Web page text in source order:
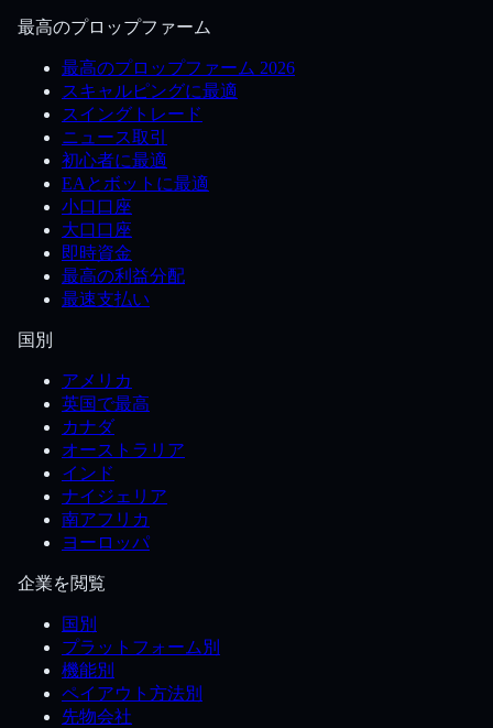
最高のプロップファーム
最高のプロップファーム 2026
スキャルピングに最適
スイングトレード
ニュース取引
初心者に最適
EAとボットに最適
小口口座
大口口座
即時資金
最高の利益分配
最速支払い
国別
アメリカ
英国で最高
カナダ
オーストラリア
インド
ナイジェリア
南アフリカ
ヨーロッパ
企業を閲覧
国別
プラットフォーム別
機能別
ペイアウト方法別
先物会社